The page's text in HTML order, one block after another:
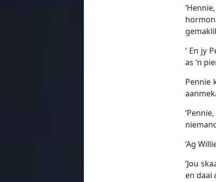
‘ En jy
as ‘n
Pennie
‘Ag
‘Jou
en daai